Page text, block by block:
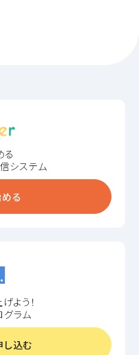
る
システム
る
よう！
グラム
し込む